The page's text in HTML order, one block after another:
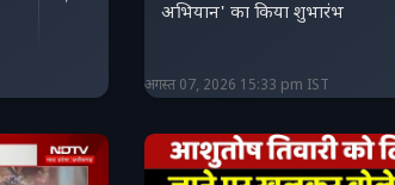
अभियान' का किया शुभारंभ
अगस्त 07, 2026 15:33 pm IST